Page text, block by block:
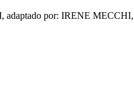
por: IRENE